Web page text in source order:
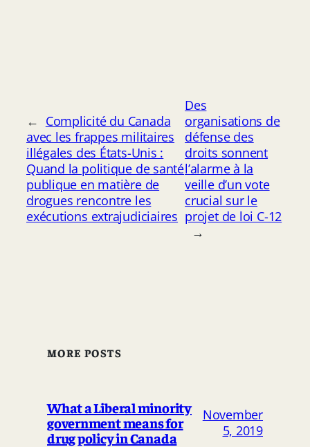
← Complicité du Canada
avec les frappes militaires
illégales des États-Unis :
Quand la politique de santé
publique en matière de
drogues rencontre les
exécutions extrajudiciaires
Des
organisations de
défense des
droits sonnent
l’alarme à la
veille d’un vote
crucial sur le
projet de loi C-12
→
MORE POSTS
What a Liberal minority
government means for
drug policy in Canada
November
5, 2019